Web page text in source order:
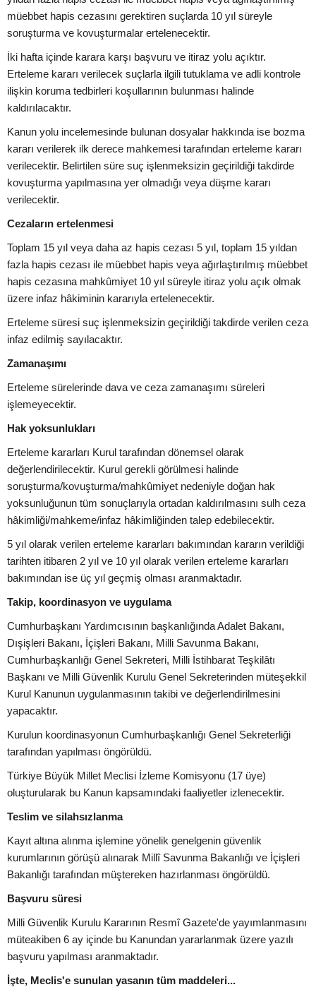
müebbet hapis cezasını gerektiren suçlarda 10 yıl süreyle
soruşturma ve kovuşturmalar ertelenecektir.
İki hafta içinde karara karşı başvuru ve itiraz yolu açıktır.
Erteleme kararı verilecek suçlarla ilgili tutuklama ve adli kontrole
ilişkin koruma tedbirleri koşullarının bulunması halinde
kaldırılacaktır.
Kanun yolu incelemesinde bulunan dosyalar hakkında ise bozma
kararı verilerek ilk derece mahkemesi tarafından erteleme kararı
verilecektir. Belirtilen süre suç işlenmeksizin geçirildiği takdirde
kovuşturma yapılmasına yer olmadığı veya düşme kararı
verilecektir.
Cezaların ertelenmesi
Toplam 15 yıl veya daha az hapis cezası 5 yıl, toplam 15 yıldan
fazla hapis cezası ile müebbet hapis veya ağırlaştırılmış müebbet
hapis cezasına mahkûmiyet 10 yıl süreyle itiraz yolu açık olmak
üzere infaz hâkiminin kararıyla ertelenecektir.
Erteleme süresi suç işlenmeksizin geçirildiği takdirde verilen ceza
infaz edilmiş sayılacaktır.
Zamanaşımı
Erteleme sürelerinde dava ve ceza zamanaşımı süreleri
işlemeyecektir.
Hak yoksunlukları
Erteleme kararları Kurul tarafından dönemsel olarak
değerlendirilecektir. Kurul gerekli görülmesi halinde
soruşturma/kovuşturma/mahkûmiyet nedeniyle doğan hak
yoksunluğunun tüm sonuçlarıyla ortadan kaldırılmasını sulh ceza
hâkimliği/mahkeme/infaz hâkimliğinden talep edebilecektir.
5 yıl olarak verilen erteleme kararları bakımından kararın verildiği
tarihten itibaren 2 yıl ve 10 yıl olarak verilen erteleme kararları
bakımından ise üç yıl geçmiş olması aranmaktadır.
Takip, koordinasyon ve uygulama
Cumhurbaşkanı Yardımcısının başkanlığında Adalet Bakanı,
Dışişleri Bakanı, İçişleri Bakanı, Milli Savunma Bakanı,
Cumhurbaşkanlığı Genel Sekreteri, Milli İstihbarat Teşkilâtı
Başkanı ve Milli Güvenlik Kurulu Genel Sekreterinden müteşekkil
Kurul Kanunun uygulanmasının takibi ve değerlendirilmesini
yapacaktır.
Kurulun koordinasyonun Cumhurbaşkanlığı Genel Sekreterliği
tarafından yapılması öngörüldü.
Türkiye Büyük Millet Meclisi İzleme Komisyonu (17 üye)
oluşturularak bu Kanun kapsamındaki faaliyetler izlenecektir.
Teslim ve silahsızlanma
Kayıt altına alınma işlemine yönelik genelgenin güvenlik
kurumlarının görüşü alınarak Millî Savunma Bakanlığı ve İçişleri
Bakanlığı tarafından müştereken hazırlanması öngörüldü.
Başvuru süresi
Milli Güvenlik Kurulu Kararının Resmî Gazete'de yayımlanmasını
müteakiben 6 ay içinde bu Kanundan yararlanmak üzere yazılı
başvuru yapılması aranmaktadır.
İşte, Meclis'e sunulan yasanın tüm maddeleri...